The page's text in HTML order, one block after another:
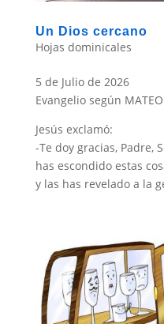
Un Dios cercano
Hojas dominicales
5 de Julio de 2026
Evangelio según
Jesús exclamó:
-Te doy gracias, Padre,
has escondido estas
y las has revelado a la